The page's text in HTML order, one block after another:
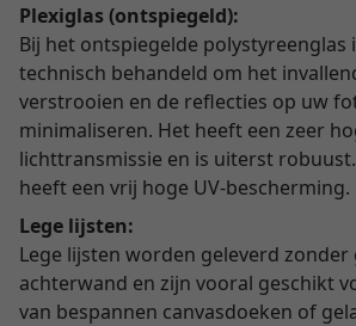
Plexiglas (ontspiegeld):
Bij het ontspiegelde polystyreenglas
technisch behandeld om het
verstrooien en de reflecties op uw
minimaliseren. Het heeft een zeer
lichttransmissie en is uiterst
heeft een vrij hoge UV-bescherming.
Lege lijsten:
Lege lijsten worden geleverd zonder
achterwand en zijn vooral geschikt
van bespannen canvasdoeken of